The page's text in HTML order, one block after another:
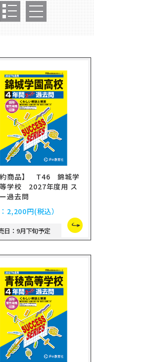
約商品】 T46 錦城学
学校 2027年度用 ス
過去問
2,200円(税込）
日：9月下旬予定